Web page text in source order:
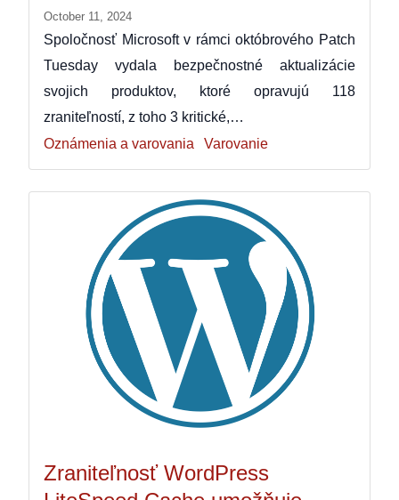
October 11, 2024
Spoločnosť Microsoft v rámci októbrového Patch
Tuesday vydala bezpečnostné aktualizácie
svojich produktov, ktoré opravujú 118
zraniteľností, z toho 3 kritické,…
Oznámenia a varovania
Varovanie
Zraniteľnosť WordPress